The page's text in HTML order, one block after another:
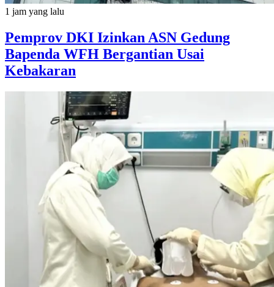
1 jam yang lalu
Pemprov DKI Izinkan ASN Gedung
Bapenda WFH Bergantian Usai
Kebakaran